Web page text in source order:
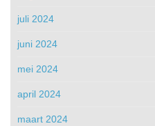
juli 2024
juni 2024
mei 2024
april 2024
maart 2024